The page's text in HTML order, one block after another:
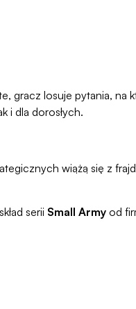
gracz losuje pytania,
i dla dorosłych.
wiążą się z
serii Small Army od